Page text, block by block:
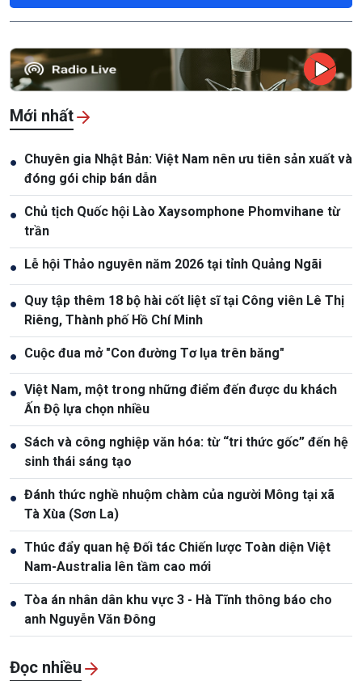
Mới nhất
● Chuyên gia Nhật Bản: Việt Nam nên ưu tiên sản xuất và
đóng gói chip bán dẫn
● Chủ tịch Quốc hội Lào Xaysomphone Phomvihane từ
trần
● Lễ hội Thảo nguyên năm 2026 tại tỉnh Quảng Ngãi
● Quy tập thêm 18 bộ hài cốt liệt sĩ tại Công viên Lê Thị
Riêng, Thành phố Hồ Chí Minh
● Cuộc đua mở "Con đường Tơ lụa trên băng"
● Việt Nam, một trong những điểm đến được du khách
Ấn Độ lựa chọn nhiều
● Sách và công nghiệp văn hóa: từ “tri thức gốc” đến hệ
sinh thái sáng tạo
● Đánh thức nghề nhuộm chàm của người Mông tại xã
Tà Xùa (Sơn La)
● Thúc đẩy quan hệ Đối tác Chiến lược Toàn diện Việt
Nam-Australia lên tầm cao mới
● Tòa án nhân dân khu vực 3 - Hà Tĩnh thông báo cho
anh Nguyễn Văn Đông
Đọc nhiều